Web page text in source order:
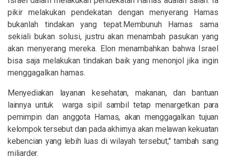
pikir melakukan pendekatan dengan menyerang Hamas
bukanlah tindakan yang tepat.Membunuh Hamas sama
sekiali bukan solusi, justru akan menambah pasukan yang
akan menyerang mereka. Elon menambahkan bahwa Israel
bisa saja melakukan tindakan baik yang menonjol jika ingin
menggagalkan hamas.
Menyediakan layanan kesehatan, makanan, dan bantuan
lainnya untuk
warga sipil sambil tetap menargetkan para
pemimpin dan anggota Hamas, akan menggagalkan tujuan
kelompok tersebut dan pada akhirnya akan melawan kekuatan
kebencian yang lebih luas di wilayah tersebut," tambah sang
miliarder.